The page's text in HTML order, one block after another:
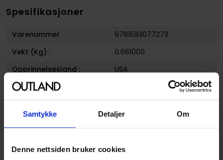
Samtykke Detaljer Om
Denne nettsiden bruker cookies
Spesifikasjoner
Varenummer
9781593077273
Vekt (Kg) :
0.661000
Opprinnelsesland :
USA
Format
Sjanger
Science-Fiction